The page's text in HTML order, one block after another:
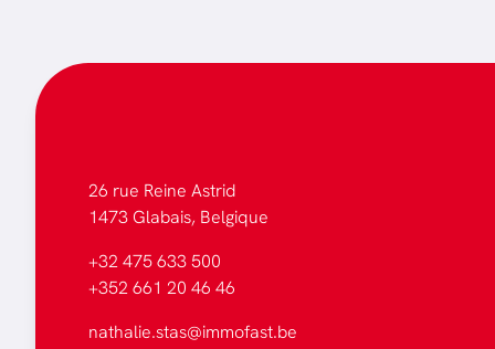
26 rue Reine Astrid
1473 Glabais, Belgique
+32 475 633 500
+352 661 20 46 46
nathalie.stas@immofast.be